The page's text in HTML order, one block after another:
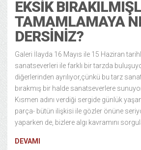
EKSIK
TAMAMLAMAYA
DERSINIZ?
Galeri İlayda 16 Mayıs ile 15 Haziran
sanatseverleri ile farklı bir tarzda
diğerlerinden ayrılıyor,çünkü bu tarz
bırakmış bir halde sanatseverlere
Kısmen adını verdiği sergide günlük
parça- bütün ilişkisi ile gözler önüne
yaparken de, bizlere algı kavramını
DEVAMI